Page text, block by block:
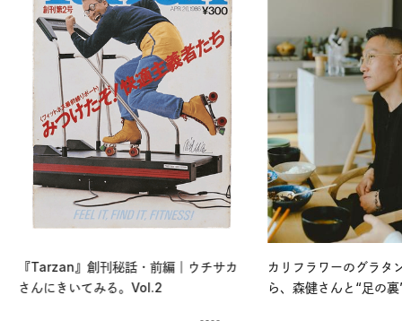
『Tarzan』創刊秘話・前編｜ウチサカ
さんにきいてみる。Vol.2
カリフラワーのグラタ
ら、森健さんと“足の